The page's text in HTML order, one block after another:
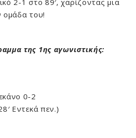
2-1 στο 89′, χαρίζοντας μια
ομάδα του!
της 1ης αγωνιστικής:
0-2
Εντεκά πεν.)